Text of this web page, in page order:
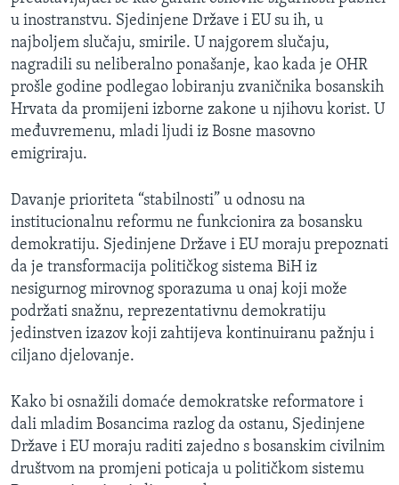
u inostranstvu. Sjedinjene Države i EU su ih, u
najboljem slučaju, smirile. U najgorem slučaju,
nagradili su neliberalno ponašanje, kao kada je OHR
prošle godine podlegao lobiranju zvaničnika bosanskih
Hrvata da promijeni izborne zakone u njihovu korist. U
međuvremenu, mladi ljudi iz Bosne masovno
emigriraju.
Davanje prioriteta “stabilnosti” u odnosu na
institucionalnu reformu ne funkcionira za bosansku
demokratiju. Sjedinjene Države i EU moraju prepoznati
da je transformacija političkog sistema BiH iz
nesigurnog mirovnog sporazuma u onaj koji može
podržati snažnu, reprezentativnu demokratiju
jedinstven izazov koji zahtijeva kontinuiranu pažnju i
ciljano djelovanje.
Kako bi osnažili domaće demokratske reformatore i
dali mladim Bosancima razlog da ostanu, Sjedinjene
Države i EU moraju raditi zajedno s bosanskim civilnim
društvom na promjeni poticaja u političkom sistemu